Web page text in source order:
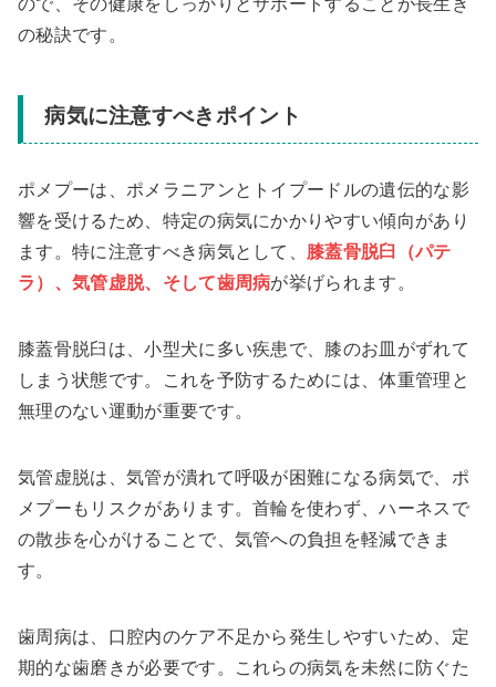
ので、その健康をしっかりとサポートすることが長生き
の秘訣です。
病気に注意すべきポイント
ポメプーは、ポメラニアンとトイプードルの遺伝的な影
響を受けるため、特定の病気にかかりやすい傾向があり
ます。特に注意すべき病気として、 膝蓋骨脱臼（パテ
ラ）、気管虚脱、そして歯周病が挙げられます。
膝蓋骨脱臼は、小型犬に多い疾患で、膝のお皿がずれて
しまう状態です。これを予防するためには、体重管理と
無理のない運動が重要です。
気管虚脱は、気管が潰れて呼吸が困難になる病気で、ポ
メプーもリスクがあります。首輪を使わず、ハーネスで
の散歩を心がけることで、気管への負担を軽減できま
す。
歯周病は、口腔内のケア不足から発生しやすいため、定
期的な歯磨きが必要です。これらの病気を未然に防ぐた